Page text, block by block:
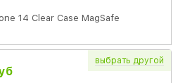
14 Clear Case MagSafe
выбрать другой